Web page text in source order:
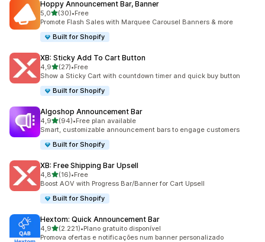
Hoppy Announcement Bar, Banner
5,0de 5 estrelas
(30)
30 total de avaliações
•Free
Promote Flash Sales with Marquee Carousel Banners & more
Built for Shopify
XB: Sticky Add To Cart Button
4,9de 5 estrelas
(27)
27 total de avaliações
•Free
Show a Sticky Cart with countdown timer and quick buy button
Built for Shopify
Algoshop Announcement Bar
4,9de 5 estrelas
(94)
94 total de avaliações
•Free plan available
Smart, customizable announcement bars to engage customers
Built for Shopify
XB: Free Shipping Bar Upsell
4,8de 5 estrelas
(16)
16 total de avaliações
•Free
Boost AOV with Progress Bar/Banner for Cart Upsell
Built for Shopify
Hextom: Quick Announcement Bar
4,9de 5 estrelas
(2.221)
2221 total de avaliações
•Plano gratuito disponível
Promova ofertas e notificações num banner personalizado